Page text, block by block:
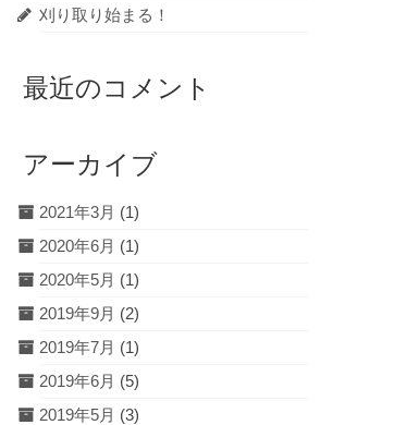
刈り取り始まる！
最近のコメント
アーカイブ
2021年3月 (1)
2020年6月 (1)
2020年5月 (1)
2019年9月 (2)
2019年7月 (1)
2019年6月 (5)
2019年5月 (3)